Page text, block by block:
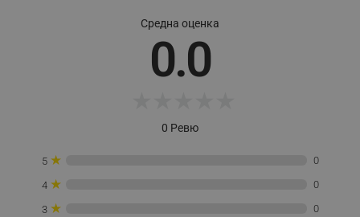
Средна оценка
0.0
0 Ревю
5 ★ 0
4 ★ 0
3 ★ 0